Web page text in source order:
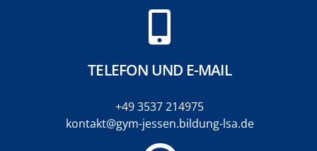
TELEFON UND E-MAIL
+49 3537 214975
kontakt@gym-jessen.bildung-lsa.de